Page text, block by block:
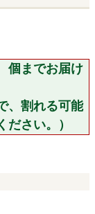
個までお届け
、割れる可能
さい。）